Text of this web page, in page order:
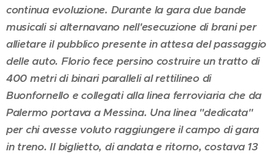
continua evoluzione. Durante la gara due bande
musicali si alternavano nell'esecuzione di brani per
allietare il pubblico presente in attesa del passaggio
delle auto. Florio fece persino costruire un tratto di
400 metri di binari paralleli al rettilineo di
Buonfornello e collegati alla linea ferroviaria che da
Palermo portava a Messina. Una linea "dedicata"
per chi avesse voluto raggiungere il campo di gara
in treno. Il biglietto, di andata e ritorno, costava 13